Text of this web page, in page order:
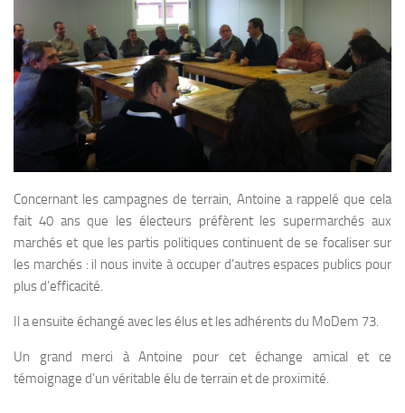
Concernant les campagnes de terrain, Antoine a rappelé que cela
fait 40 ans que les électeurs préfèrent les supermarchés aux
marchés et que les partis politiques continuent de se focaliser sur
les marchés : il nous invite à occuper d’autres espaces publics pour
plus d’efficacité.
Il a ensuite échangé avec les élus et les adhérents du MoDem 73.
Un grand merci à Antoine pour cet échange amical et ce
témoignage d’un véritable élu de terrain et de proximité.